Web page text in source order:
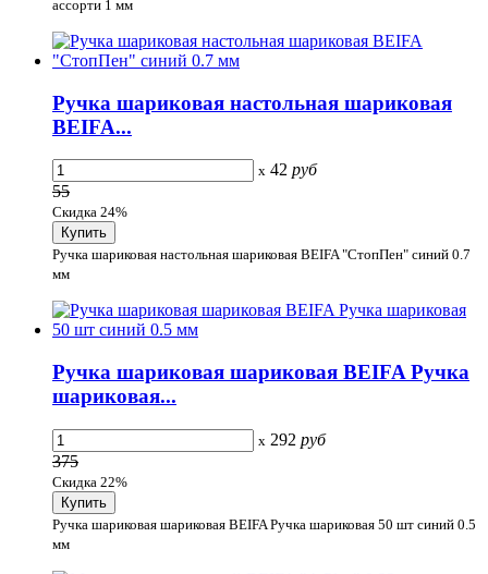
ассорти 1 мм
Ручка шариковая настольная шариковая
BEIFA...
x 42 руб
55
Скидка 24%
Ручка шариковая настольная шариковая BEIFA "СтопПен" синий 0.7
мм
Ручка шариковая шариковая BEIFA Ручка
шариковая...
x 292 руб
375
Скидка 22%
Ручка шариковая шариковая BEIFA Ручка шариковая 50 шт синий 0.5
мм